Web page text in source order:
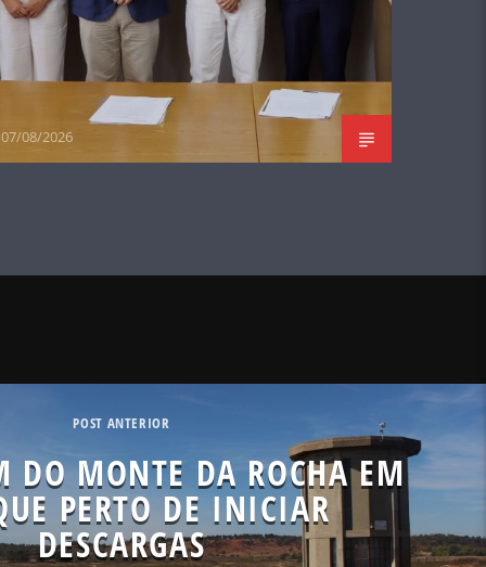
07/08/2026
POST ANTERIOR
DO MONTE DA ROCHA EM
PERTO DE INICIAR
DESCARGAS